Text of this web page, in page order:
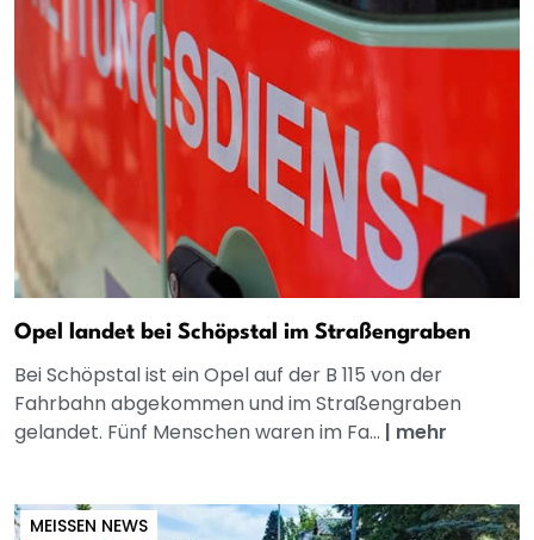
Opel landet bei Schöpstal im Straßengraben
Bei Schöpstal ist ein Opel auf der B 115 von der
Fahrbahn abgekommen und im Straßengraben
gelandet. Fünf Menschen waren im Fa... | mehr
MEISSEN NEWS